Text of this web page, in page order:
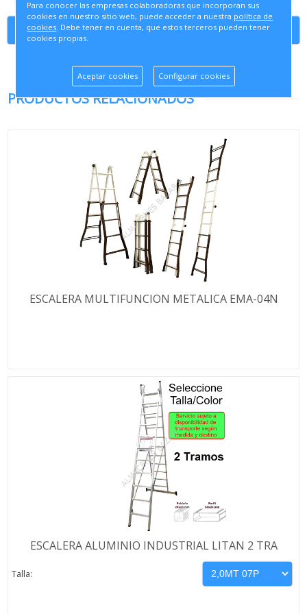
Continuar comprando
PRODUCTOS RELACIONADOS
ESCALERA MULTIFUNCION METALICA EMA-04N
ESCALERA ALUMINIO INDUSTRIAL LITAN 2 TRA
Talla:
Para conocer las empresas colaboradoras que incorporan sus
cookies en nuestro sitio web, puede acceder a nuestra política de
cookies . Debe tener en cuenta, que estos terceros pueden tener
cookies propias.
Aceptar cookies Configurar cookies